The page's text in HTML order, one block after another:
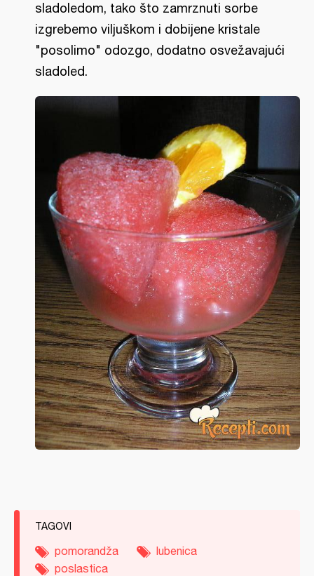
sladoledom, tako što zamrznuti sorbe
izgrebemo viljuškom i dobijene kristale
"posolimo" odozgo, dodatno osvežavajući
sladoled.
TAGOVI
pomorandža
lubenica
poslastica